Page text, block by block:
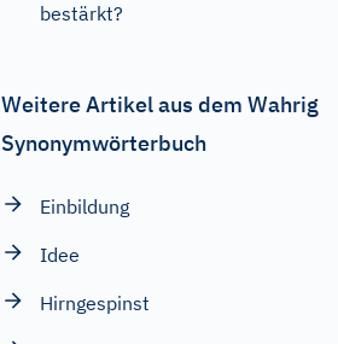
bestärkt?
Weitere Artikel aus dem Wahrig
Synonymwörterbuch
Einbildung
Idee
Hirngespinst